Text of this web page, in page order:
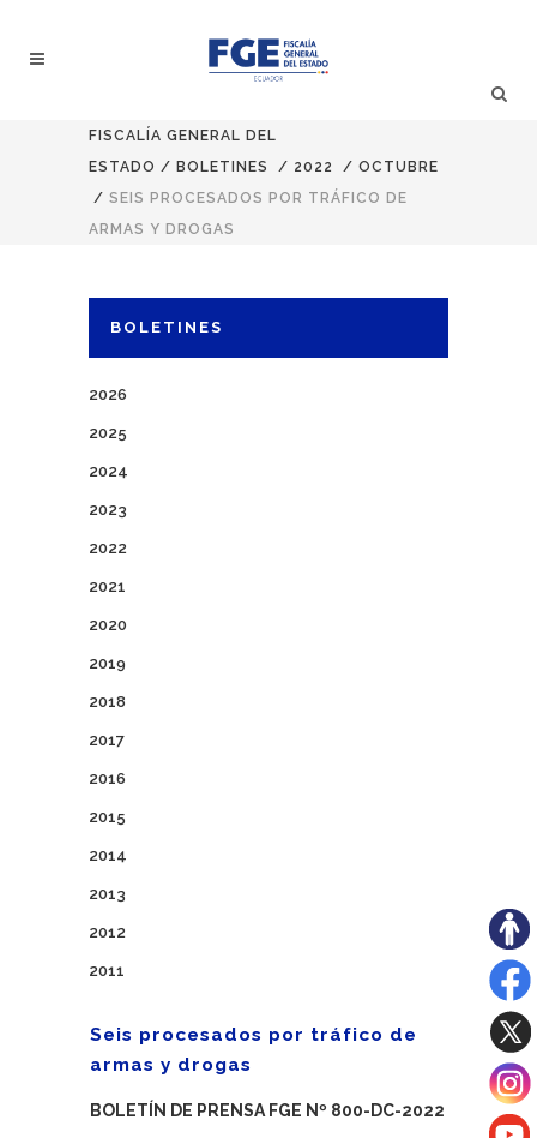
FISCALÍA GENERAL DEL
ESTADO / BOLETINES / 2022 / OCTUBRE
/ SEIS PROCESADOS POR TRÁFICO DE
ARMAS Y DROGAS
BOLETINES
2026
2025
2024
2023
2022
2021
2020
2019
2018
2017
2016
2015
2014
2013
2012
2011
Seis procesados por tráfico de
armas y drogas
BOLETÍN DE PRENSA FGE Nº 800-DC-2022